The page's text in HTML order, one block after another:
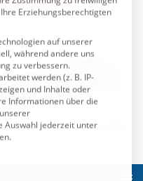
auf unserer
zu verbessern.
werden (z. B. IP-
und Inhalte oder
Informationen über die
Auswahl jederzeit unter
für die eine